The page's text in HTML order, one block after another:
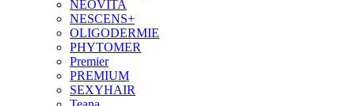
NEOVITA
NESCENS+
OLIGODERMIE
PHYTOMER
Premier
PREMIUM
SEXYHAIR